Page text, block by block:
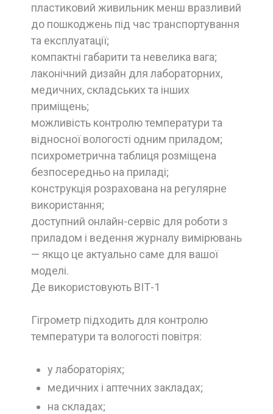
пластиковий живильник менш вразливий
до пошкоджень під час транспортування
та експлуатації;
компактні габарити та невелика вага;
лаконічний дизайн для лабораторних,
медичних, складських та інших
приміщень;
можливість контролю температури та
відносної вологості одним приладом;
психрометрична таблиця розміщена
безпосередньо на приладі;
конструкція розрахована на регулярне
використання;
доступний онлайн-сервіс для роботи з
приладом і ведення журналу вимірювань
— якщо це актуально саме для вашої
моделі.
Де використовують ВІТ-1
Гігрометр підходить для контролю
температури та вологості повітря:
у лабораторіях;
медичних і аптечних закладах;
на складах;